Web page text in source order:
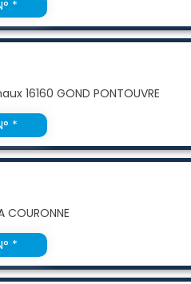
*
16160 GOND PONTOUVRE
*
*